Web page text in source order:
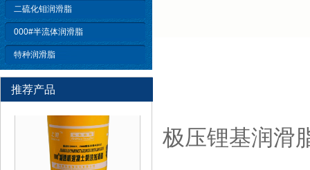
二硫化钼润滑脂
000#半流体润滑脂
特种润滑脂
推荐产品
领润 轧辊轴承通用润滑脂
牙膏管通用锂基润滑脂 极压锂基润滑